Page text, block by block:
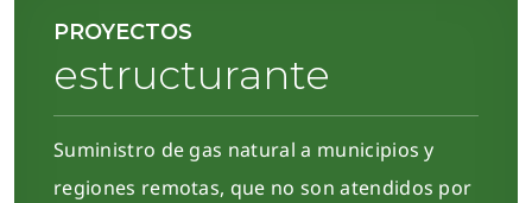
PROYECTOS
estructurante
Suministro de gas natural a municipios y
regiones remotas, que no son atendidos por